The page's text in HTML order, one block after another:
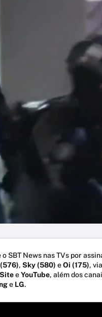
o SBT News nas TVs por
, Sky (580) eOi (175),
SiteeYouTube, além dos
e LG.